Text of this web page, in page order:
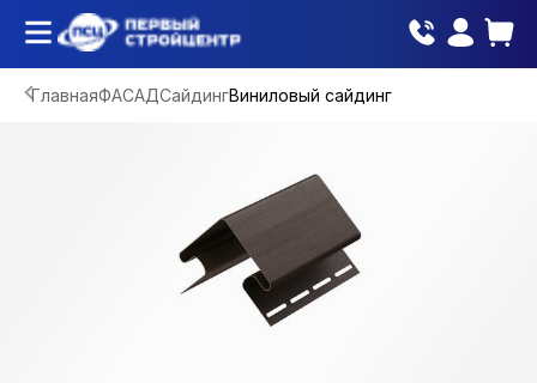
ГлавнаяФАСАДСайдингВиниловый сайдинг